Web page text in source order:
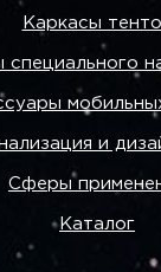
Каркасы
специального
и
Сферы
Каталог